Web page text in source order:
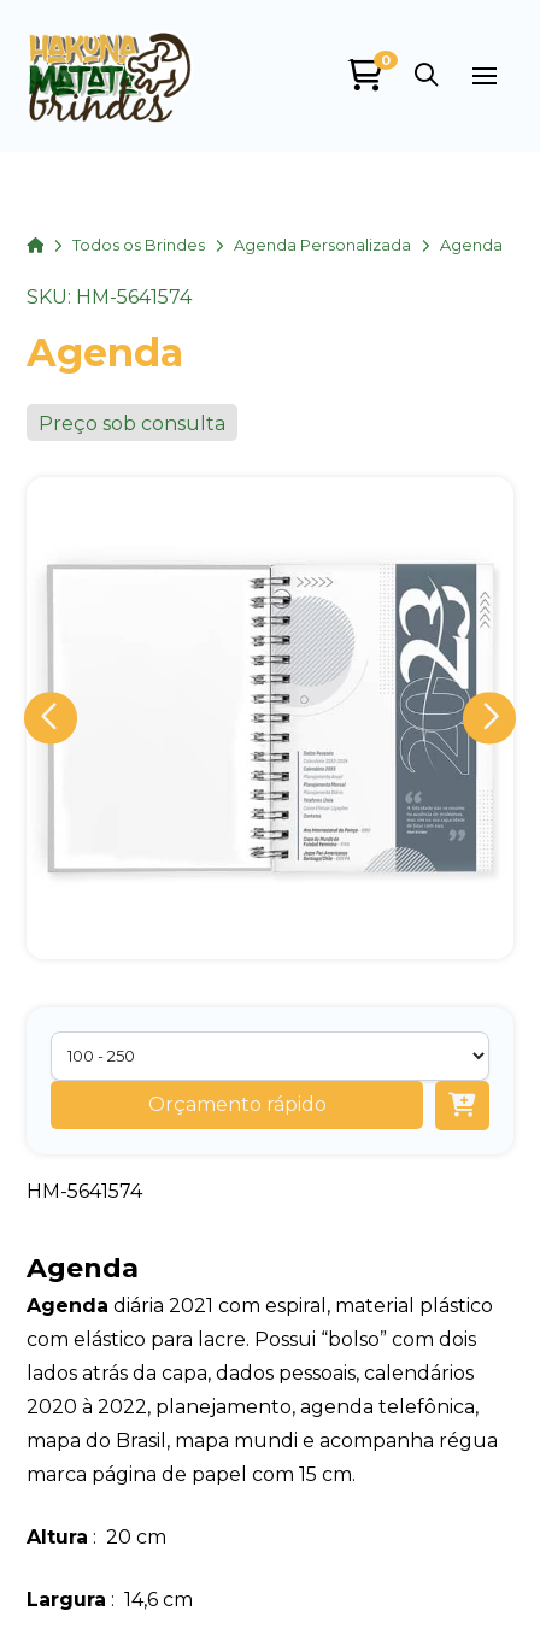
0
HomeTodos os Brindes Agenda Personalizada Agenda
SKU: HM-5641574
Agenda
Preço sob consulta
Orçamento rápido
HM-5641574
Agenda
Agenda diária 2021 com espiral, material plástico
com elástico para lacre. Possui “bolso” com dois
lados atrás da capa, dados pessoais, calendários
2020 à 2022, planejamento, agenda telefônica,
mapa do Brasil, mapa mundi e acompanha régua
marca página de papel com 15 cm.
Altura : 20 cm
Largura : 14,6 cm